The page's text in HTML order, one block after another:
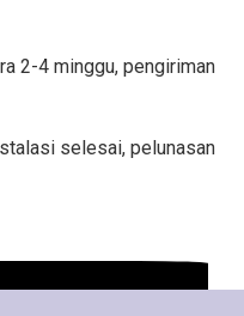
2-4 minggu, pengiriman
selesai, pelunasan